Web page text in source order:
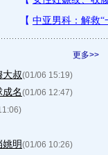
更多>>
大叔(01/06 15:19)
名(01/06 12:47)
明(01/06 10:26)